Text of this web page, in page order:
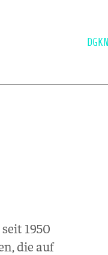
DGKN
1950
die auf